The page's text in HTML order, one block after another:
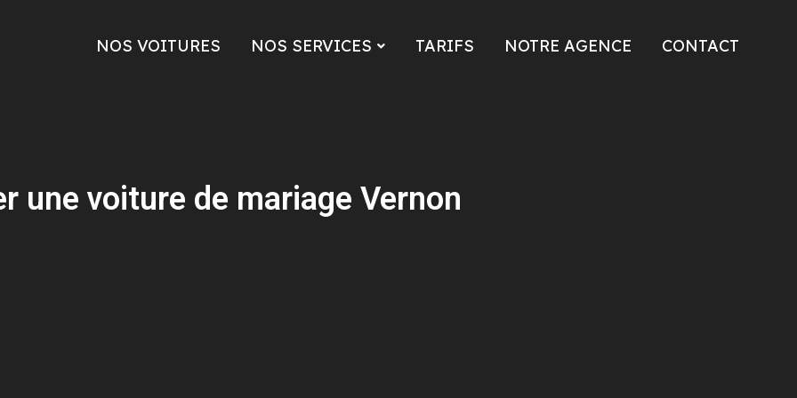
NOS VOITURES NOS SERVICES TARIFS NOTRE AGENCE CONTACT
une voiture de mariage Vernon